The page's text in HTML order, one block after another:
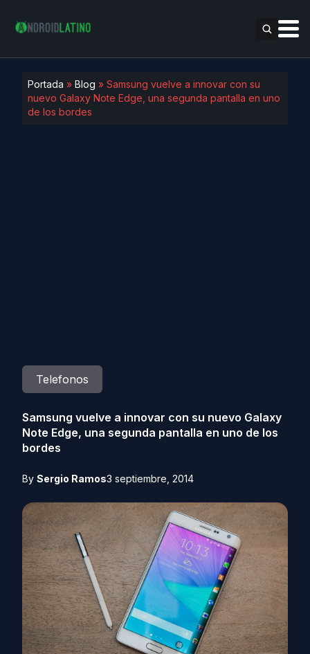
Portada » Blog » Samsung vuelve a innovar con su
nuevo Galaxy Note Edge, una segunda pantalla en uno
de los bordes
Telefonos
Samsung vuelve a innovar con su nuevo Galaxy
Note Edge, una segunda pantalla en uno de los
bordes
By Sergio Ramos3 septiembre, 2014